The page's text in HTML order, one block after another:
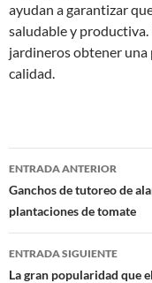
ayudan a garantizar
saludable y
jardineros obtener una
calidad.
Navegación
de
entradas
ENTRADA ANTERIOR
Ganchos de tutoreo de
plantaciones de tomate
ENTRADA SIGUIENTE
La gran popularidad que